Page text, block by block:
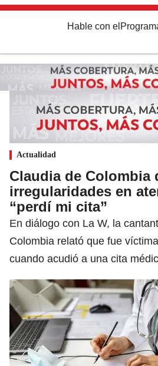
Hable con el
Actualidad
Claudia de Colombia
irregularidades en
“perdí mi cita”
En diálogo con La W, la
Colombia relató que fue
cuando acudió a una cita